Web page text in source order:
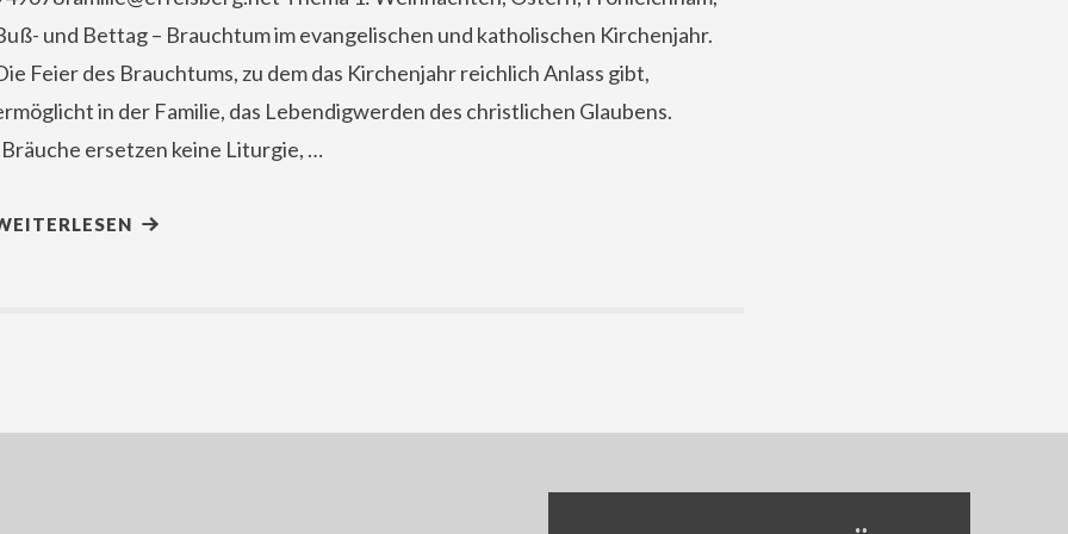
und Bettag – Brauchtum im evangelischen und katholischen Kirchenjahr.
Feier des Brauchtums, zu dem das Kirchenjahr reichlich Anlass gibt,
in der Familie, das Lebendigwerden des christlichen Glaubens.
ersetzen keine Liturgie, …